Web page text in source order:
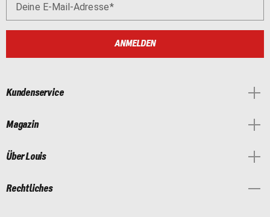
Deine E-Mail-Adresse
ANMELDEN
Kundenservice
Magazin
Über Louis
Rechtliches